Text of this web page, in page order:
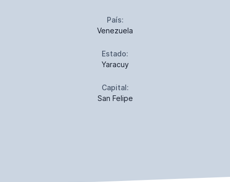
País:
Venezuela
Estado:
Yaracuy
Capital:
San Felipe